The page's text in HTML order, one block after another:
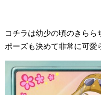
コチラは幼少の頃のきらら
ポーズも決めて非常に可愛